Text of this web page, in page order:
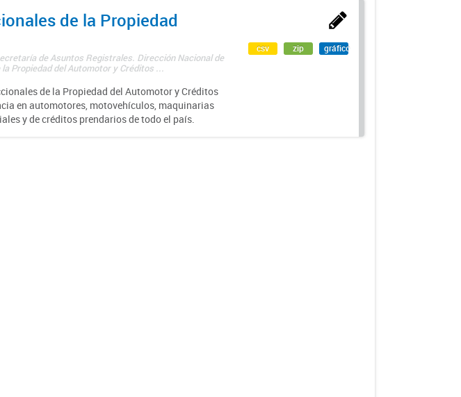
de la Propiedad
de Asuntos Registrales. Dirección Nacional de
Propiedad del Automotor y Créditos ...
de la Propiedad del Automotor y Créditos
en automotores, motovehículos, maquinarias
y de créditos prendarios de todo el país.
csv zip gráfico